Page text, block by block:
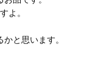
よ。
と思います。